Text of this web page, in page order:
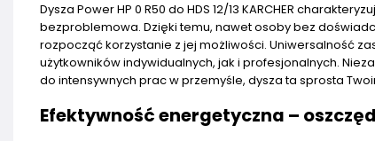
Dysza Power HP 0 R50 do HDS 12/13 KARCHER
bezproblemowa. Dzięki temu, nawet osoby bez
rozpocząć korzystanie z jej możliwości. Uniwersalność
użytkowników indywidualnych, jak i profesjonalnych.
do intensywnych prac w przemyśle, dysza ta sprosta
Efektywność energetyczna –